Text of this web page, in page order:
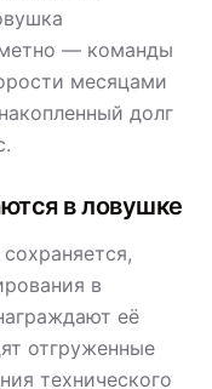
— команды
месяцами
долг
в ловушке
в
её
отгруженные
технического